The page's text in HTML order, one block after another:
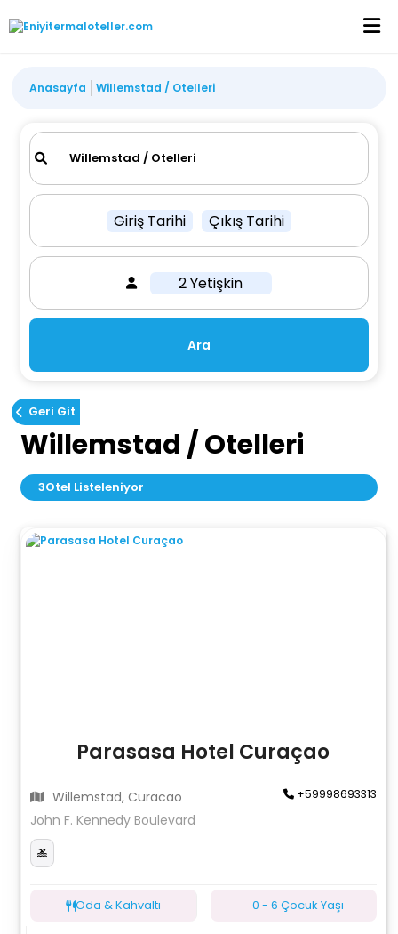
Anasayfa Willemstad / Otelleri
Giriş Tarihi Çıkış Tarihi
2 Yetişkin
Ara
Geri Git
Willemstad / Otelleri
3Otel Listeleniyor
Parasasa Hotel Curaçao
Willemstad, Curacao +59998693313
John F. Kennedy Boulevard
Oda & Kahvaltı 0 - 6 Çocuk Yaşı